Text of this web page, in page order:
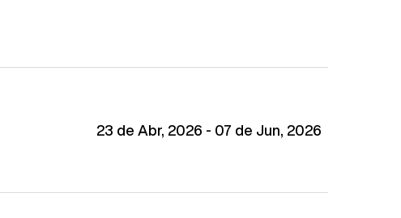
23 de Abr, 2026 - 07 de Jun, 2026